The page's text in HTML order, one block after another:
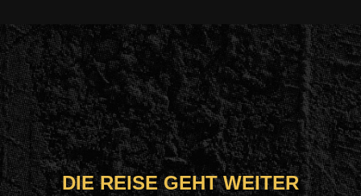
DIE REISE GEHT WEITER